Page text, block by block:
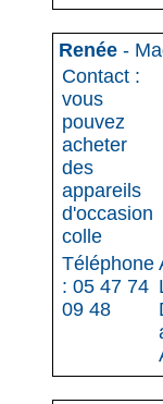
Renée -
Contact :
vous
pouvez
acheter
des
appareils
d'occasion
colle
Téléphone
: 05 47 74
09 48